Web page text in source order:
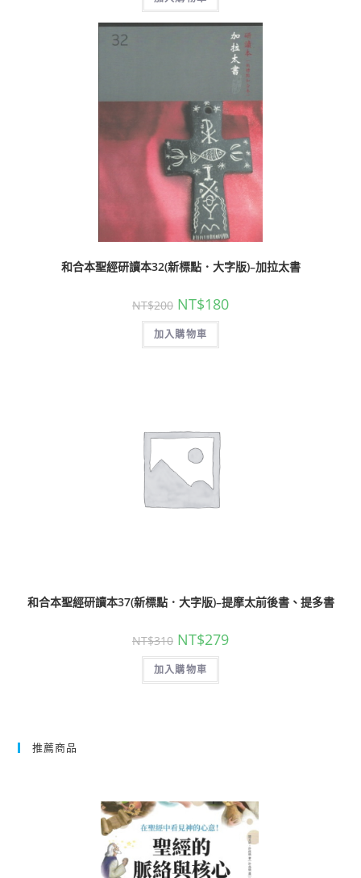
和合本聖經研讀本32(新標點．大字版)–加拉太書
NT$200 NT$180
加入購物車
和合本聖經研讀本37(新標點．大字版)–提摩太前後書、提多書
NT$310 NT$279
加入購物車
推薦商品